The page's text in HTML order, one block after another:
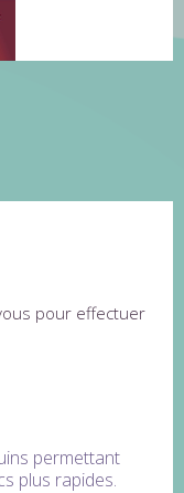
pour effectuer
permettant
plus rapides.